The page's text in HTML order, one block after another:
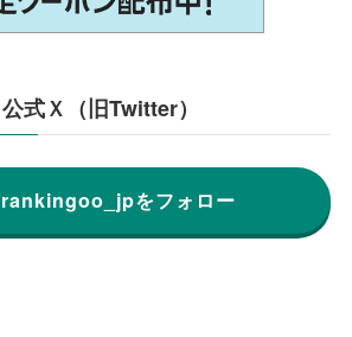
式Ｘ（旧Twitter）
をフォロー